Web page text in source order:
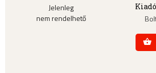
Jelenleg
nem rendelhető